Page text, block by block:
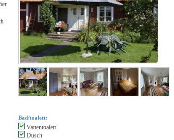
Bad/toalett:
Vattentoalett
Dusch